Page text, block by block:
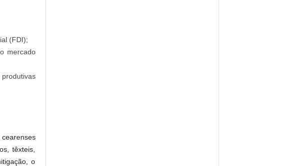
(FDI);
mercado
têxteis,
o